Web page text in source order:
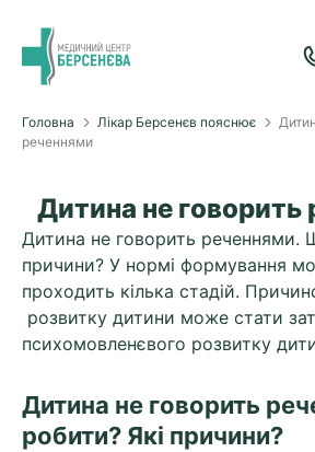
Головна Лікар Берсенєв пояснює
реченнями
Дитина не говорить
Дитина не говорить реченнями.
причини? У нормі формування
проходить кілька стадій.
розвитку дитини може стати
психомовленєвого розвитку
Дитина не говорить
робити? Які причини?